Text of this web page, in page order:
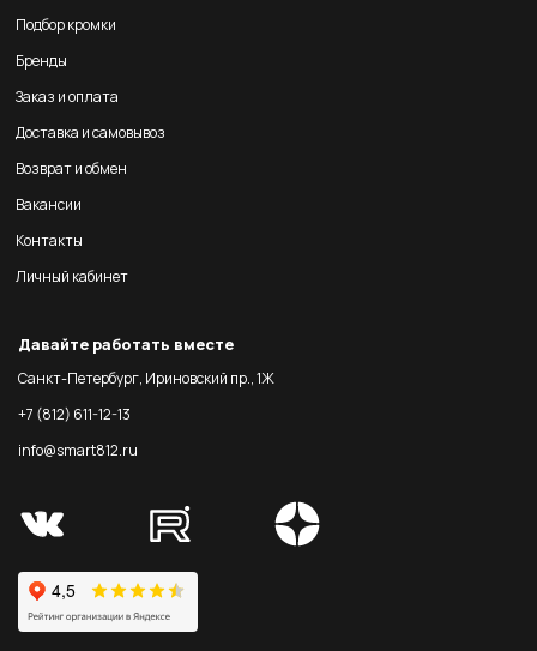
Подбор кромки
Бренды
Заказ и оплата
Доставка и самовывоз
Возврат и обмен
Вакансии
Контакты
Личный кабинет
Давайте работать вместе
Санкт-Петербург, Ириновский пр., 1Ж
+7 (812) 611-12-13
info@smart812.ru